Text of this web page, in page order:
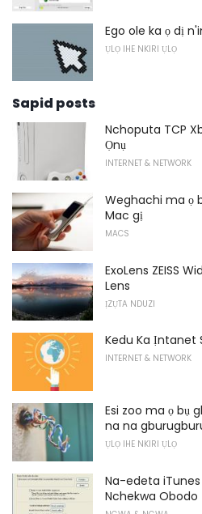
Ego ole ka ọ dị
ỤLỌ IHE NKIRI ỤLỌ
Sapid posts
Nchoputa TCP
Ọnụ
INTERNET & NETWORK
Weghachi ma ọ
Mac gị
MACS
ExoLens ZEISS
Lens
ỊZỤTA NDUZI
Kedu Ka Ịntanet
INTERNET & NETWORK
Esi zoo ma ọ bụ
na na
ỤLỌ IHE NKIRI ỤLỌ
Na-edeta
Nchekwa Obodo